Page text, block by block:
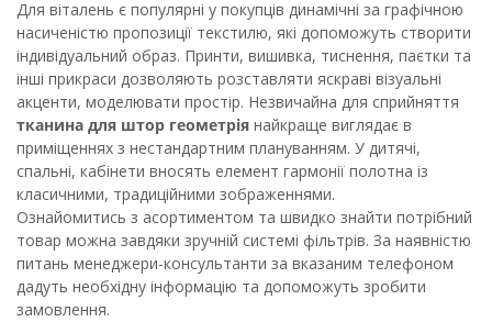
Для віталень є популярні у покупців динамічні за графічною
насиченістю пропозиції текстилю, які допоможуть створити
індивідуальний образ. Принти, вишивка, тиснення, паєтки та
інші прикраси дозволяють розставляти яскраві візуальні
акценти, моделювати простір. Незвичайна для сприйняття
тканина для штор геометрія найкраще виглядає в
приміщеннях з нестандартним плануванням. У дитячі,
спальні, кабінети вносять елемент гармонії полотна із
класичними, традиційними зображеннями.
Ознайомитись з асортиментом та швидко знайти потрібний
товар можна завдяки зручній системі фільтрів. За наявністю
питань менеджери-консультанти за вказаним телефоном
дадуть необхідну інформацію та допоможуть зробити
замовлення.